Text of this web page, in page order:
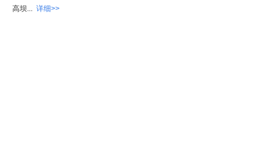
高坝... 详细>>